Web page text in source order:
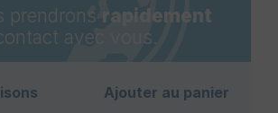
prendrons rapidement
avec vous.
Ajouter au panier